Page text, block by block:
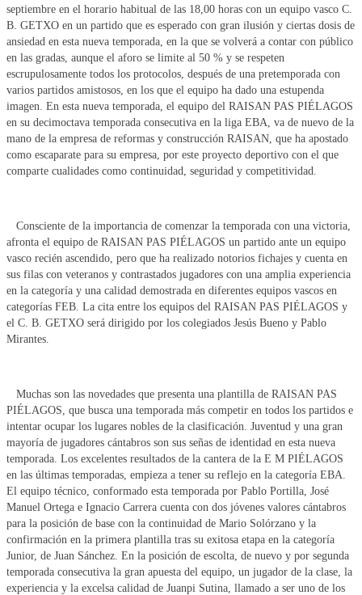
septiembre en el horario habitual de las 18,00 horas con un equipo vasco C.
B. GETXO en un partido que es esperado con gran ilusión y ciertas dosis de
ansiedad en esta nueva temporada, en la que se volverá a contar con público
en las gradas, aunque el aforo se limite al 50 % y se respeten
escrupulosamente todos los protocolos, después de una pretemporada con
varios partidos amistosos, en los que el equipo ha dado una estupenda
imagen. En esta nueva temporada, el equipo del RAISAN PAS PIÉLAGOS
en su decimoctava temporada consecutiva en la liga EBA, va de nuevo de la
mano de la empresa de reformas y construcción RAISAN, que ha apostado
como escaparate para su empresa, por este proyecto deportivo con el que
comparte cualidades como continuidad, seguridad y competitividad.
Consciente de la importancia de comenzar la temporada con una victoria,
afronta el equipo de RAISAN PAS PIÉLAGOS un partido ante un equipo
vasco recién ascendido, pero que ha realizado notorios fichajes y cuenta en
sus filas con veteranos y contrastados jugadores con una amplia experiencia
en la categoría y una calidad demostrada en diferentes equipos vascos en
categorías FEB. La cita entre los equipos del RAISAN PAS PIÉLAGOS y
el C. B. GETXO será dirigido por los colegiados Jesús Bueno y Pablo
Mirantes.
Muchas son las novedades que presenta una plantilla de RAISAN PAS
PIÉLAGOS, que busca una temporada más competir en todos los partidos e
intentar ocupar los lugares nobles de la clasificación. Juventud y una gran
mayoría de jugadores cántabros son sus señas de identidad en esta nueva
temporada. Los excelentes resultados de la cantera de la E M PIÉLAGOS
en las últimas temporadas, empieza a tener su reflejo en la categoría EBA.
El equipo técnico, conformado esta temporada por Pablo Portilla, José
Manuel Ortega e Ignacio Carrera cuenta con dos jóvenes valores cántabros
para la posición de base con la continuidad de Mario Solórzano y la
confirmación en la primera plantilla tras su exitosa etapa en la categoría
Junior, de Juan Sánchez. En la posición de escolta, de nuevo y por segunda
temporada consecutiva la gran apuesta del equipo, un jugador de la clase, la
experiencia y la excelsa calidad de Juanpi Sutina, llamado a ser uno de los